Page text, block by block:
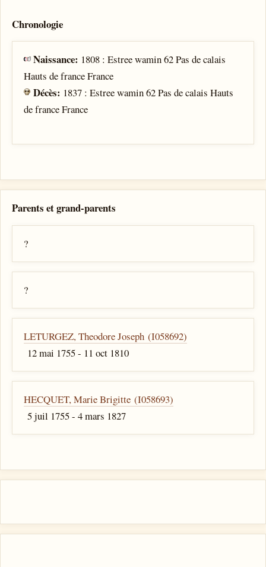
Chronologie
Naissance: 1808 : Estree wamin 62 Pas de calais
Hauts de france France
Décès: 1837 : Estree wamin 62 Pas de calais Hauts
de france France
Parents et grand-parents
?
?
LETURGEZ, Theodore Joseph (I058692)
12 mai 1755 - 11 oct 1810
HECQUET, Marie Brigitte (I058693)
5 juil 1755 - 4 mars 1827